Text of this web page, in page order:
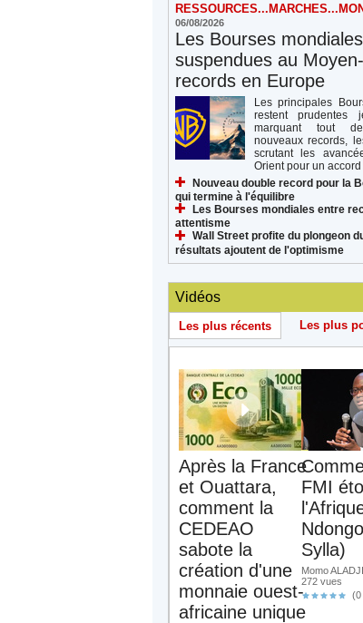
06/08/2026
Les Bourses mondiales
suspendues au
records en Europe
Les principales
restent prudentes
marquant tout
nouveaux records,
scrutant les
Orient pour un accord
Nouveau double record pour la
qui termine à l'équilibre
Les Bourses mondiales entre
attentisme
Wall Street profite du plongeon
résultats ajoutent de l'optimisme
Vidéos
Les plus récents Les plus
Après la France
et Ouattara,
comment la
CEDEAO
sabote la
création d'une
monnaie ouest-
africaine unique
FMI
Sylla)
Momo
272 vues
(0